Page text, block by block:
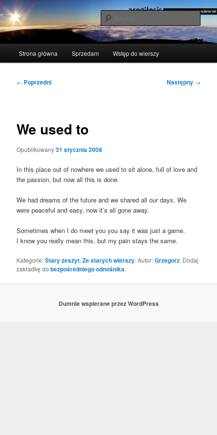
Przeskocz
do
tekstu
acogitosis
polscy naukowcy udowodnili: myślenie boli
Strona główna Sprzedam Wstęp do wierszy
Nawigacja
← Poprzedni Następny →
We used to
Opublikowany31 stycznia 2008
In this pla­ce out of nowhe­re we used to sit alo­ne, full of love and
the pas­sion, but now all this is done.
We had dre­ams of the futu­re and we sha­red all our days. We
were peace­ful and easy, now it’s all gone away.
Some­ti­mes when I do meet you you say it was just a game.
I know you real­ly mean this, but my pain stays the same.
Kategorie:Stary zeszyt,Ze starych wierszy. Autor:Grzegorz. Dodaj
zakładkę dobezpośredniego odnośnika.
Dumnie wspierane przez WordPress